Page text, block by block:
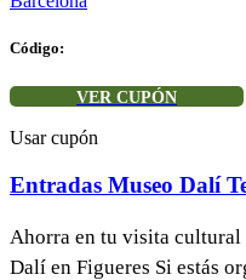
Código:
VER CUPÓN
Usar cupón
Entradas Museo Dalí
Ahorra en tu visita cultural
Dalí en Figueres Si estás